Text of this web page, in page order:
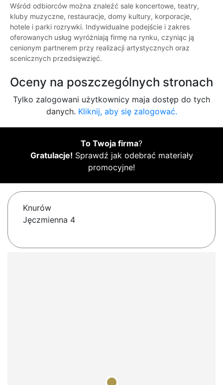
Wśród odbiorców można znaleźć sale koncertowe, teatry,
kluby muzyczne, restauracje, domy kultury, korporacje,
hotele i parki rozrywki. Indywidualne podejście i zakres
oferowanych usług wyróżniają firmę na rynku, czyniąc ją
cenionym partnerem przy realizacji artystycznych oraz
scenicznych przedsięwzięć.
Oceny na poszczególnych stronach
Tylko zalogowani użytkownicy maja dostęp do tych
danych. Kliknij, aby się zalogować.
To Twoja firma?
Gratulacje! Sprawdź jak odebrać materiały
promocyjne!
Knurów
Jęczmienna 4